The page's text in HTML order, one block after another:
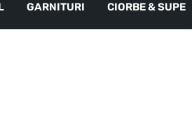
GARNITURI CIORBE & SUPE